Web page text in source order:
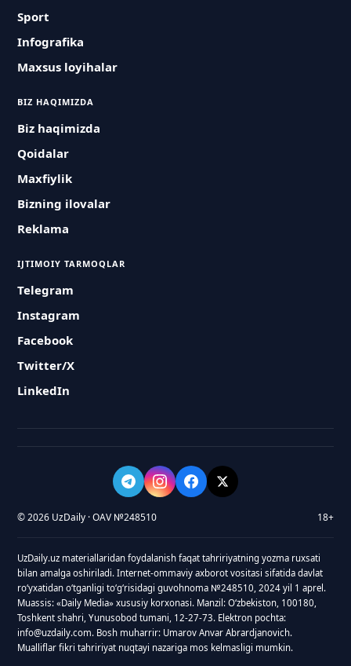
Sport
Infografika
Maxsus loyihalar
BIZ HAQIMIZDA
Biz haqimizda
Qoidalar
Maxfiylik
Bizning ilovalar
Reklama
IJTIMOIY TARMOQLAR
Telegram
Instagram
Facebook
Twitter/X
LinkedIn
© 2026 UzDaily · OAV №248510 18+
UzDaily.uz materiallaridan foydalanish faqat tahririyatning yozma ruxsati
bilan amalga oshiriladi. Internet-ommaviy axborot vositasi sifatida davlat
roʻyxatidan oʻtganligi toʻgʻrisidagi guvohnoma №248510, 2024 yil 1 aprel.
Muassis: «Daily Media» xususiy korxonasi. Manzil: Oʻzbekiston, 100180,
Toshkent shahri, Yunusobod tumani, 12-27-73. Elektron pochta:
info@uzdaily.com. Bosh muharrir: Umarov Anvar Abrardjanovich.
Mualliflar fikri tahririyat nuqtayi nazariga mos kelmasligi mumkin.